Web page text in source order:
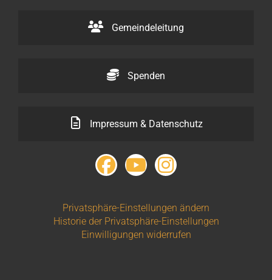
Gemeindeleitung
Spenden
Impressum & Datenschutz
Privatsphäre-Einstellungen ändern
Historie der Privatsphäre-Einstellungen
Einwilligungen widerrufen